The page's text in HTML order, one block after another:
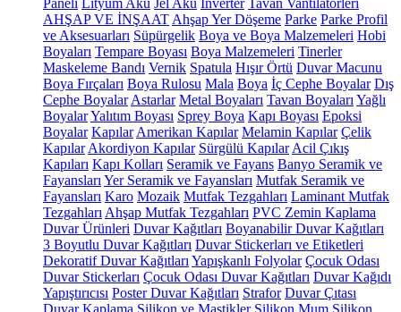
Paneli Lityum Akü Jel Akü İnverter Tavan Vantilatörleri
AHŞAP VE İNŞAAT Ahşap Yer Döşeme Parke Parke Profil
ve Aksesuarları Süpürgelik Boya ve Boya Malzemeleri Hobi
Boyaları Tempare Boyası Boya Malzemeleri Tinerler
Maskeleme Bandı Vernik Spatula Hışır Örtü Duvar Macunu
Boya Fırçaları Boya Rulosu Mala Boya İç Cephe Boyalar Dış
Cephe Boyalar Astarlar Metal Boyaları Tavan Boyaları Yağlı
BoyalarYalıtım Boyası Sprey Boya Kapı Boyası Epoksi
Boyalar Kapılar Amerikan Kapılar Melamin Kapılar Çelik
Kapılar Akordiyon Kapılar Sürgülü Kapılar Acil Çıkış
Kapıları Kapı Kolları Seramik ve Fayans Banyo Seramik ve
Fayansları Yer Seramik ve Fayansları Mutfak Seramik ve
Fayansları Karo Mozaik Mutfak Tezgahları Laminant Mutfak
Tezgahları Ahşap Mutfak Tezgahları PVC Zemin Kaplama
Duvar Ürünleri Duvar Kağıtları Boyanabilir Duvar Kağıtları
3 Boyutlu Duvar Kağıtları Duvar Stickerları ve Etiketleri
Dekoratif Duvar Kağıtları Yapışkanlı Folyolar Çocuk Odası
Duvar Stickerları Çocuk Odası Duvar Kağıtları Duvar Kağıdı
Yapıştırıcısı Poster Duvar Kağıtları Strafor Duvar Çıtası
Duvar Kaplama Silikon ve Mastikler Silikon Mum Silikon